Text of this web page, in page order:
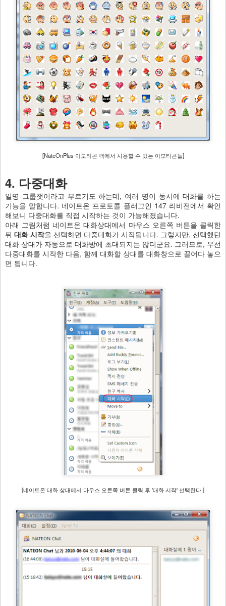
[NateOnPlus 이모티콘 팩에서 사용할 수 있는 이모티콘들]
4. 다중대화
일명 그룹챗이라고 부르기도 하는데, 여러 명이 동시에 대화를 하는
기능을 말합니다. 네이트온 프로토콜 플러그인 147 리비전에서 확인
해보니 다중대화를 직접 시작하는 것이 가능해졌습니다.
아래 그림처럼 네이트온 대화상대에서 마우스 오른쪽 버튼을 클릭한
뒤 대화 시작을 선택하면 다중대화가 시작됩니다. 그렇지만, 선택했던
대화 상대가 자동으로 대화방에 초대되지는 않더군요. 그러므로, 우선
다중대화를 시작한 다음, 함께 대화할 상대를 대화창으로 끌어다 놓으
면 됩니다.
[네이트온 대화 상대에서 마우스 오른쪽 버튼 클릭 후 '대화 시작' 선택한다.]